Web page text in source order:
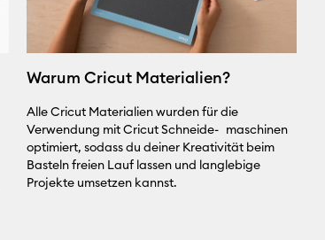
Warum Cricut Materialien?
Alle Cricut Materialien wurden für die
Verwendung mit Cricut Schneide- maschinen
optimiert, sodass du deiner Kreativität beim
Basteln freien Lauf lassen und langlebige
Projekte umsetzen kannst.